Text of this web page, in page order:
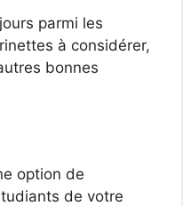
parmi les
à considérer,
bonnes
option de
de votre